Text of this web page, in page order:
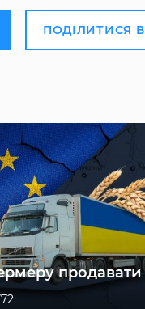
ПОДІЛИТИСЯ
продавати